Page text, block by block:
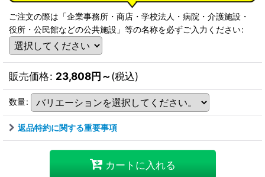
ご注文の際は「企業事務所・商店・学校法人・病院・介護施設・
役所・公民館などの公共施設」等の名称を必ずご入力ください:
販売価格: 23,808円～(税込)
数量:
返品特約に関する重要事項
カートに入れる